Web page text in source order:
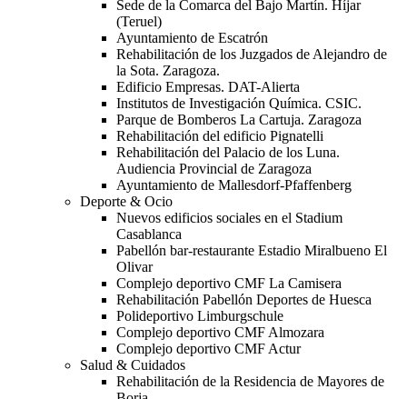
Sede de la Comarca del Bajo Martín. Híjar
(Teruel)
Ayuntamiento de Escatrón
Rehabilitación de los Juzgados de Alejandro de
la Sota. Zaragoza.
Edificio Empresas. DAT-Alierta
Institutos de Investigación Química. CSIC.
Parque de Bomberos La Cartuja. Zaragoza
Rehabilitación del edificio Pignatelli
Rehabilitación del Palacio de los Luna.
Audiencia Provincial de Zaragoza
Ayuntamiento de Mallesdorf-Pfaffenberg
Deporte & Ocio
Nuevos edificios sociales en el Stadium
Casablanca
Pabellón bar-restaurante Estadio Miralbueno El
Olivar
Complejo deportivo CMF La Camisera
Rehabilitación Pabellón Deportes de Huesca
Polideportivo Limburgschule
Complejo deportivo CMF Almozara
Complejo deportivo CMF Actur
Salud & Cuidados
Rehabilitación de la Residencia de Mayores de